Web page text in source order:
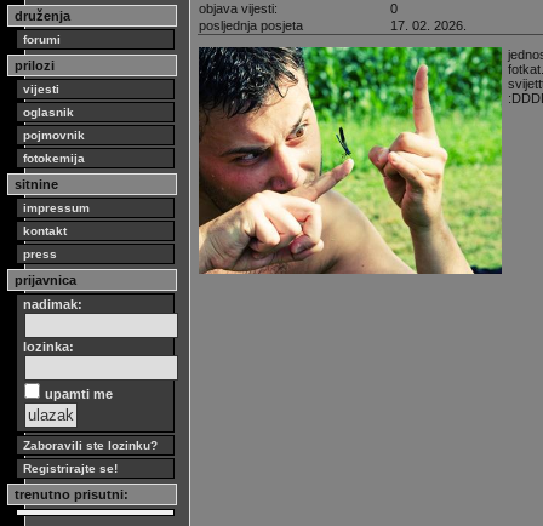
druženja
forumi
prilozi
vijesti
oglasnik
pojmovnik
fotokemija
sitnine
impressum
kontakt
press
prijavnica
nadimak:
lozinka:
upamti me
Zaboravili ste lozinku?
Registrirajte se!
trenutno prisutni:
objava vijesti:
0
posljednja posjeta
17. 02. 2026.